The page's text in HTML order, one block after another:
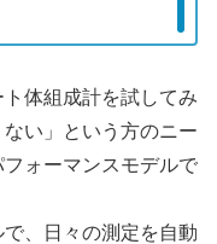
体組成計を試してみ
い」という方のニー
ォーマンスモデルで
、日々の測定を自動